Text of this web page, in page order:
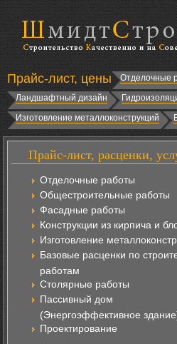
Прайс-лист, цены Отделочные
Ландшафтный дизайн
Изготовление металлоконструкций
Прайс-лист, расценки,
Отделочные работы
Общестроительные работы
Фасадные работы
Конструкции из кирпича и
Изготовление
Базовые расценки по
работам
Столярные работы
Пассивный дом
(Энергоэффективное
Проектирование